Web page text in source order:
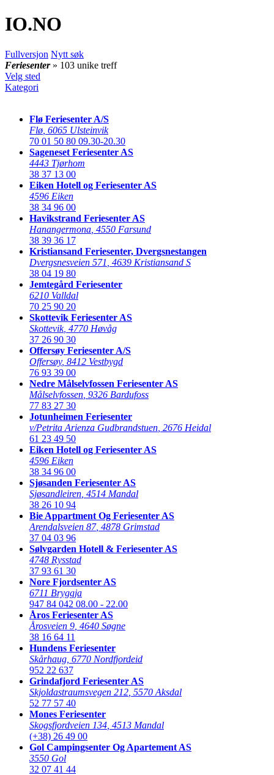
IO.NO
Fullversjon Nytt søk
Feriesenter » 103 unike treff
Velg sted
Kategori
Flø Feriesenter A/S
Flø 6065 Ulsteinvik
70 01 50 80 09.30-20.30
Sageneset Feriesenter AS
4443 Tjørhom
38 37 13 00
Eiken Hotell og Feriesenter AS
4596 Eiken
38 34 96 00
Havikstrand Feriesenter AS
Hanangermona 4550 Farsund
38 39 36 17
Kristiansand Feriesenter, Dvergsnestangen
Dvergsnesveien 571 4639 Kristiansand S
38 04 19 80
Jemtegård Feriesenter
6210 Valldal
70 25 90 20
Skottevik Feriesenter AS
Skottevik, 4770 Høvåg
37 26 90 30
Offersøy Feriesenter A/S
Offersøy, 8412 Vestbygd
76 93 39 00
Nedre Målselvfossen Feriesenter AS
Målselvfossen 9326 Bardufoss
77 83 27 30
Jotunheimen Feriesenter
v/Petrita Arienza Gudbrandstuen 2676 Heidal
61 23 49 50
Eiken Hotell og Feriesenter AS
4596 Eiken
38 34 96 00
Sjøsanden Feriesenter AS
Sjøsandleiren 4514 Mandal
38 26 10 94
Bie Appartment Og Feriesenter AS
Arendalsveien 87, 4878 Grimstad
37 04 03 96
Sølvgarden Hotell & Feriesenter AS
4748 Rysstad
37 93 61 30
Nore Fjordsenter AS
6711 Bryggja
947 84 042 08.00 - 22.00
Åros Feriesenter AS
Årosveien 9 4640 Søgne
38 16 64 11
Hundens Feriesenter
Skårhaug 6770 Nordfjordeid
952 22 637
Grindafjord Feriesenter AS
Skjoldastraumsvegen 212 5570 Aksdal
52 77 57 40
Mones Feriesenter
Skogsfjordveien 134 4513 Mandal
(+38) 26 49 00
Gol Campingsenter Og Apartement AS
3550 Gol
32 07 41 44